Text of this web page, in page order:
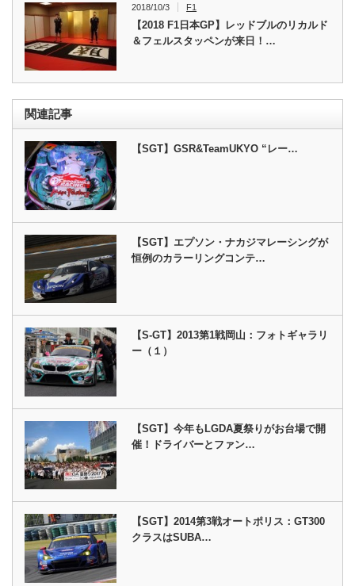
2018/10/3 F1
【2018 F1日本GP】レッドブルのリカルド
＆フェルスタッペンが来日！…
関連記事
【SGT】GSR&TeamUKYO “レー…
【SGT】エプソン・ナカジマレーシングが
恒例のカラーリングコンテ…
【S-GT】2013第1戦岡山：フォトギャラリ
ー（１）
【SGT】今年もLGDA夏祭りがお台場で開
催！ドライバーとファン…
【SGT】2014第3戦オートポリス：GT300
クラスはSUBA…